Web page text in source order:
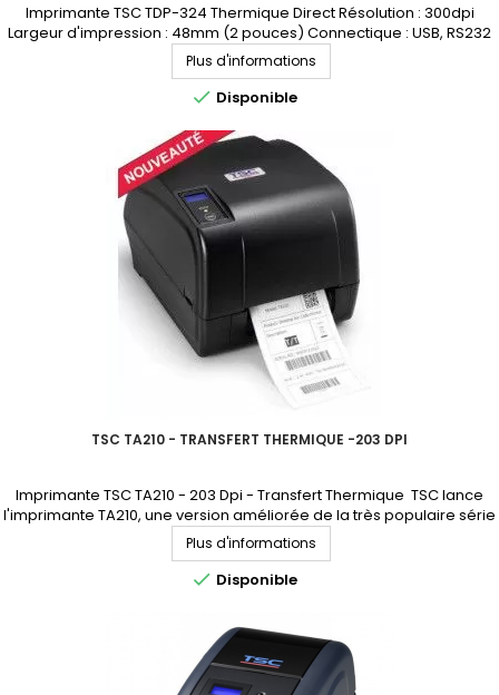
Imprimante TSC TDP-324 Thermique Direct Résolution : 300dpi
Largeur d'impression : 48mm (2 pouces) Connectique : USB, RS232
Demandez votre devis personnalisé
Plus d'informations
 Disponible
TSC TA210 - TRANSFERT THERMIQUE -203 DPI
Imprimante TSC TA210 - 203 Dpi - Transfert Thermique TSC lance
l'imprimante TA210, une version améliorée de la très populaire série
TA200, plus rapide que la TA200. CE PRODUIT N'EST PLUS
COMMERCIALISÉ. NOUS SOMMES À VOTRE DISPOSITION POUR VOUS
PROPOSER UN MODÈLE DE REMPLACEMENT.
Plus d'informations
 Disponible